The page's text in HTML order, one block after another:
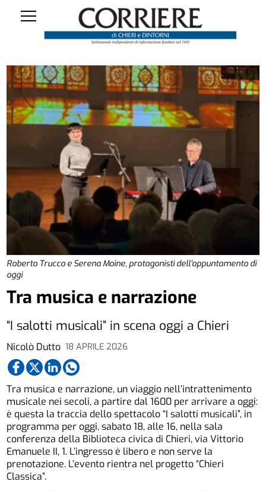
Roberto Trucco e Serena Moine, protagonisti dell'appuntamento di
oggi
Nicolò Dutto 18 APRILE 2026
Tra musica e narrazione
“I salotti musicali” in scena oggi a Chieri
Tra musica e narrazione, un viaggio nell’intrattenimento
musicale nei secoli, a partire dal 1600 per arrivare a oggi:
è questa la traccia dello spettacolo “I salotti musicali”, in
programma per oggi, sabato 18, alle 16, nella sala
conferenza della Biblioteca civica di Chieri, via Vittorio
Emanuele II, 1. L’ingresso è libero e non serve la
prenotazione. L’evento rientra nel progetto “Chieri
Classica”.